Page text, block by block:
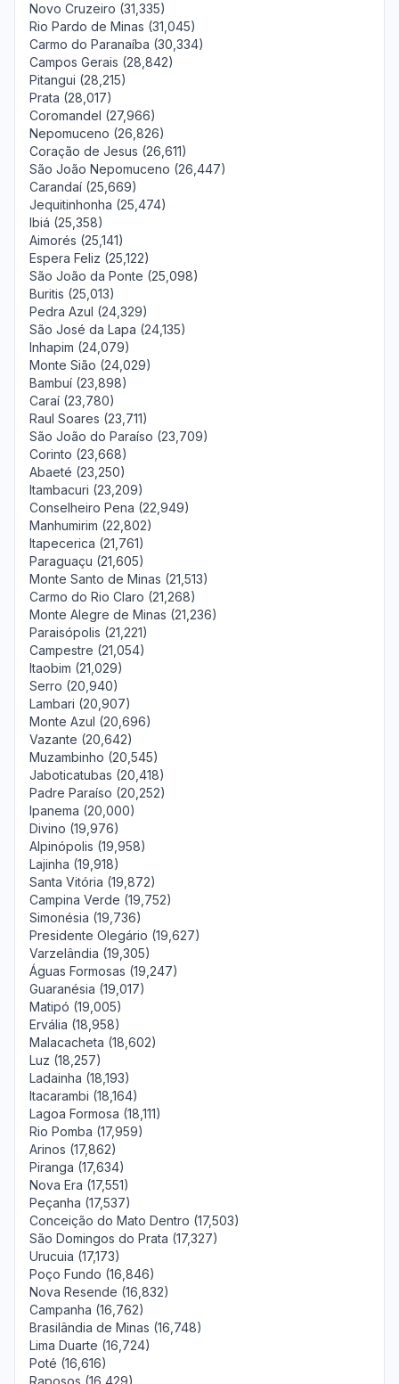
Novo Cruzeiro (31,335)
Rio Pardo de Minas (31,045)
Carmo do Paranaíba (30,334)
Campos Gerais (28,842)
Pitangui (28,215)
Prata (28,017)
Coromandel (27,966)
Nepomuceno (26,826)
Coração de Jesus (26,611)
São João Nepomuceno (26,447)
Carandaí (25,669)
Jequitinhonha (25,474)
Ibiá (25,358)
Aimorés (25,141)
Espera Feliz (25,122)
São João da Ponte (25,098)
Buritis (25,013)
Pedra Azul (24,329)
São José da Lapa (24,135)
Inhapim (24,079)
Monte Sião (24,029)
Bambuí (23,898)
Caraí (23,780)
Raul Soares (23,711)
São João do Paraíso (23,709)
Corinto (23,668)
Abaeté (23,250)
Itambacuri (23,209)
Conselheiro Pena (22,949)
Manhumirim (22,802)
Itapecerica (21,761)
Paraguaçu (21,605)
Monte Santo de Minas (21,513)
Carmo do Rio Claro (21,268)
Monte Alegre de Minas (21,236)
Paraisópolis (21,221)
Campestre (21,054)
Itaobim (21,029)
Serro (20,940)
Lambari (20,907)
Monte Azul (20,696)
Vazante (20,642)
Muzambinho (20,545)
Jaboticatubas (20,418)
Padre Paraíso (20,252)
Ipanema (20,000)
Divino (19,976)
Alpinópolis (19,958)
Lajinha (19,918)
Santa Vitória (19,872)
Campina Verde (19,752)
Simonésia (19,736)
Presidente Olegário (19,627)
Varzelândia (19,305)
Águas Formosas (19,247)
Guaranésia (19,017)
Matipó (19,005)
Ervália (18,958)
Malacacheta (18,602)
Luz (18,257)
Ladainha (18,193)
Itacarambi (18,164)
Lagoa Formosa (18,111)
Rio Pomba (17,959)
Arinos (17,862)
Piranga (17,634)
Nova Era (17,551)
Peçanha (17,537)
Conceição do Mato Dentro (17,503)
São Domingos do Prata (17,327)
Urucuia (17,173)
Poço Fundo (16,846)
Nova Resende (16,832)
Campanha (16,762)
Brasilândia de Minas (16,748)
Lima Duarte (16,724)
Poté (16,616)
Raposos (16,429)